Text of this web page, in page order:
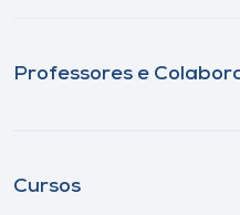
Professores e
Cursos